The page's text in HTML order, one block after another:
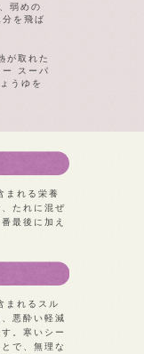
弱めの
を飛ば
が取れた
ー スーパ
うゆを
まれる栄養
たれに混ぜ
最後に加え
まれるスル
悪酔い軽減
。寒いシー
で、無理な